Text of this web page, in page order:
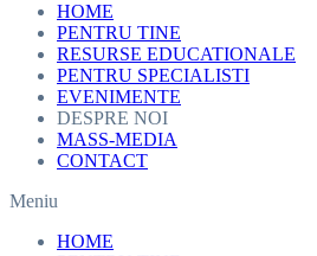
HOME
PENTRU TINE
RESURSE EDUCATIONALE
PENTRU SPECIALISTI
EVENIMENTE
DESPRE NOI
MASS-MEDIA
CONTACT
Meniu
HOME